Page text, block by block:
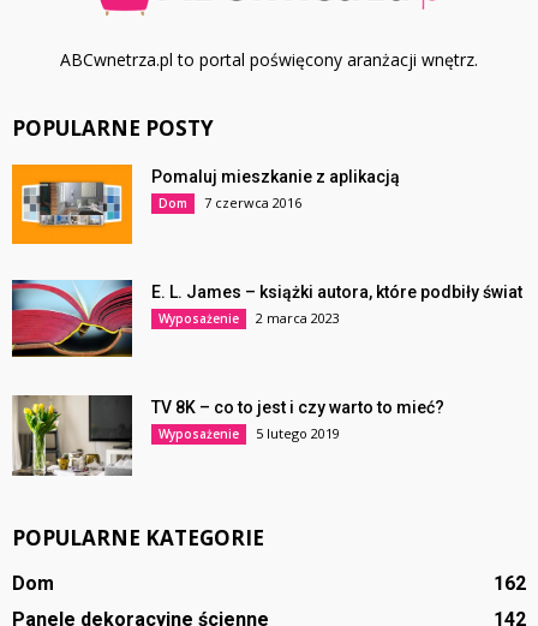
ABCwnetrza.pl to portal poświęcony aranżacji wnętrz.
POPULARNE POSTY
Pomaluj mieszkanie z aplikacją
Dom 7 czerwca 2016
E. L. James – książki autora, które podbiły świat
Wyposażenie 2 marca 2023
TV 8K – co to jest i czy warto to mieć?
Wyposażenie 5 lutego 2019
POPULARNE KATEGORIE
Dom
162
Panele dekoracyjne ścienne
142